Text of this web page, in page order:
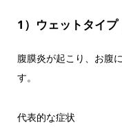
1）ウェットタイプ
腹膜炎が起こり、お腹
す。
代表的な症状